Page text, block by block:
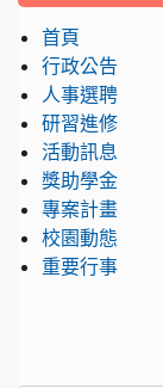
首頁
行政公告
人事選聘
研習進修
活動訊息
獎助學金
專案計畫
校園動態
重要行事